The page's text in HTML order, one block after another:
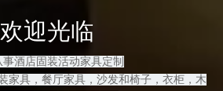
欢迎光临
事酒店固装活动家具定制
家具 ，餐厅家具，沙发和椅子，衣柜，木